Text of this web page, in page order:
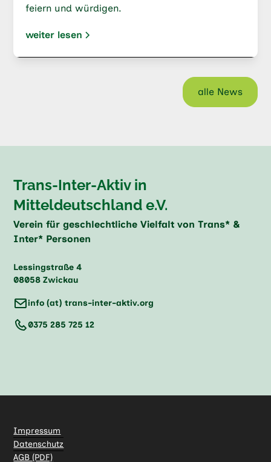
feiern und würdigen.
weiter lesen
alle News
Trans-Inter-Aktiv in
Mitteldeutschland e.V.
Verein für geschlechtliche Vielfalt von Trans* &
Inter* Personen
Lessingstraße 4
08058 Zwickau
info (at) trans-inter-aktiv.org
0375 285 725 12
Impressum
Datenschutz
AGB (PDF)